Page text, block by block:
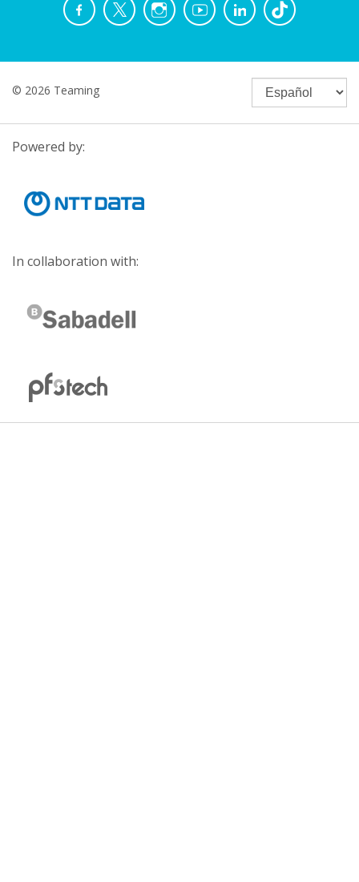
© 2026 Teaming
Powered by:
In collaboration with: